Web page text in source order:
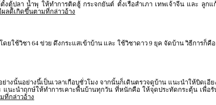
งตู้ปลา น้ำพุ ให้ทำการติดฮู้ กระจกยันต์ ตั้งเรือสำเภา เทพเจ้าจีน และ ลู
ลดีเกิดขึ้นตามที่กล่าวอ้าง
ดยใช้วิชา 64 ข่วย ดึงกระแสเข้าบ้าน และ ใช้วิชาดาว 9 ยุค จัดบ้าน วิธีการ
ย่างนั้นอย่างนี้เป็นเวลาเกือบชั่วโมง จากนั้นก็เดินตรวจดูบ้าน แนะนำให้บิด
นะนำฤกษ์ให้ทำการเคาะพื้นบ้านทุกวัน ที่หนักคือ ให้จุดประทัดกระตุ้น เพื่
ที่กล่าวอ้าง